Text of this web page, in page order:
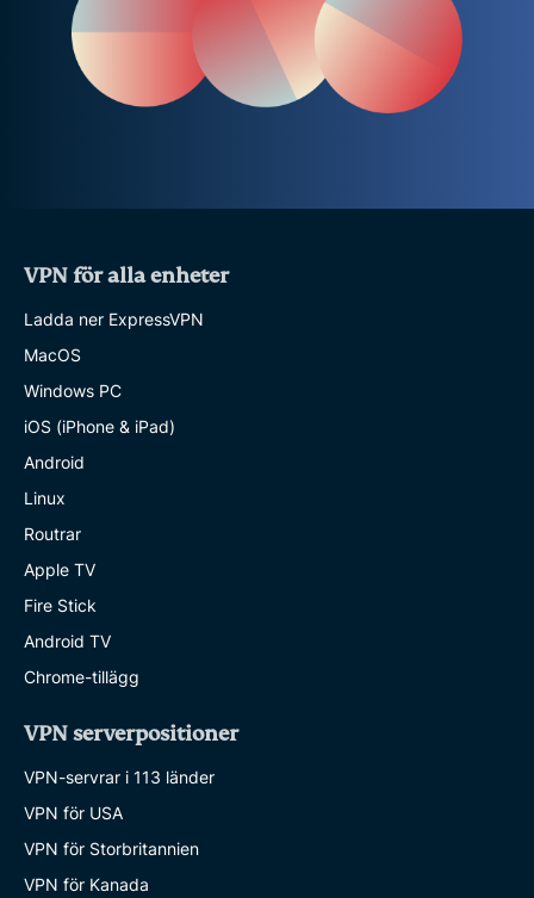
VPN för alla enheter
Ladda ner ExpressVPN
MacOS
Windows PC
iOS (iPhone & iPad)
Android
Linux
Routrar
Apple TV
Fire Stick
Android TV
Chrome-tillägg
VPN serverpositioner
VPN-servrar i 113 länder
VPN för USA
VPN för Storbritannien
VPN för Kanada